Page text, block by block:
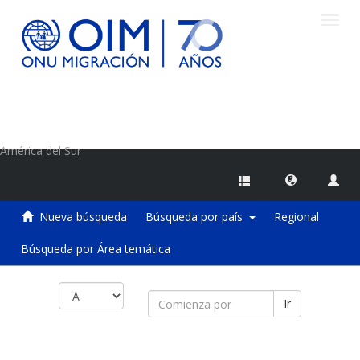
América del Sur
Nueva búsqueda Búsqueda por país Regional
Búsqueda por Área temática
Ir